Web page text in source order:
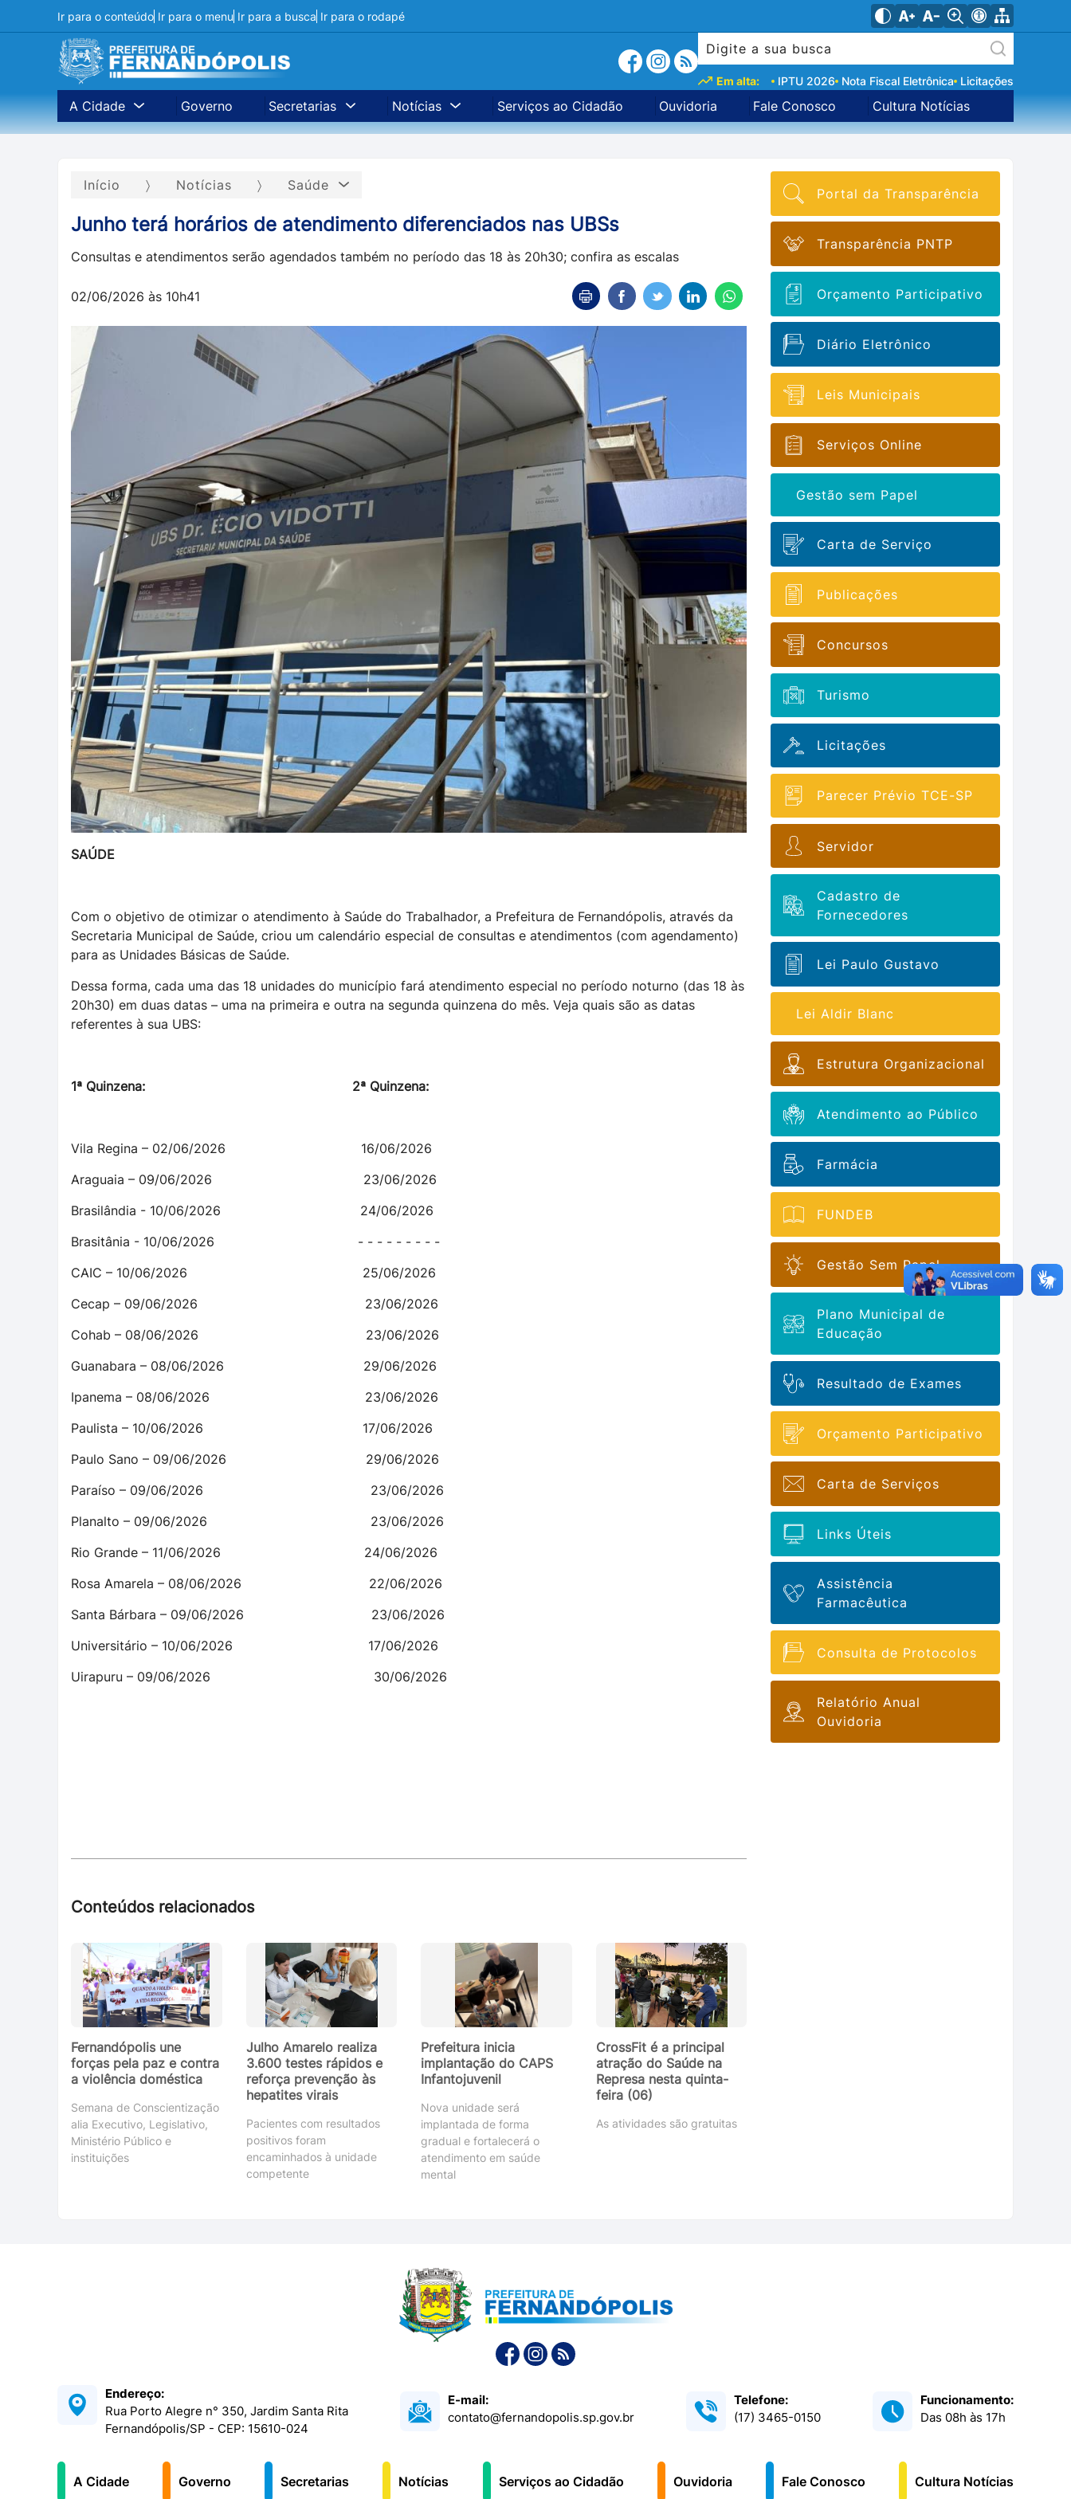
Ir para o conteúdo Ir para o menu Ir para a busca Ir para o rodapé
Em alta: IPTU 2026 Nota Fiscal Eletrônica Licitações
A Cidade Governo Secretarias Notícias Serviços ao Cidadão Ouvidoria Fale Conosco Cultura Notícias
Início Notícias Saúde
Junho terá horários de atendimento diferenciados nas UBSs
Consultas e atendimentos serão agendados também no período das 18 às 20h30; confira as escalas
02/06/2026 às 10h41
SAÚDE
Com o objetivo de otimizar o atendimento à Saúde do Trabalhador, a Prefeitura de Fernandópolis, através da
Secretaria Municipal de Saúde, criou um calendário especial de consultas e atendimentos (com agendamento)
para as Unidades Básicas de Saúde.
Dessa forma, cada uma das 18 unidades do município fará atendimento especial no período noturno (das 18 às
20h30) em duas datas – uma na primeira e outra na segunda quinzena do mês. Veja quais são as datas
referentes à sua UBS:
1ª Quinzena: 2ª Quinzena:
Vila Regina – 02/06/2026 16/06/2026
Araguaia – 09/06/2026 23/06/2026
Brasilândia - 10/06/2026 24/06/2026
Brasitânia - 10/06/2026 - - - - - - - - -
CAIC – 10/06/2026 25/06/2026
Cecap – 09/06/2026 23/06/2026
Cohab – 08/06/2026 23/06/2026
Guanabara – 08/06/2026 29/06/2026
Ipanema – 08/06/2026 23/06/2026
Paulista – 10/06/2026 17/06/2026
Paulo Sano – 09/06/2026 29/06/2026
Paraíso – 09/06/2026 23/06/2026
Planalto – 09/06/2026 23/06/2026
Rio Grande – 11/06/2026 24/06/2026
Rosa Amarela – 08/06/2026 22/06/2026
Santa Bárbara – 09/06/2026 23/06/2026
Universitário – 10/06/2026 17/06/2026
Uirapuru – 09/06/2026 30/06/2026
Conteúdos relacionados
Fernandópolis une
forças pela paz e contra
a violência doméstica
Semana de Conscientização
alia Executivo, Legislativo,
Ministério Público e
instituições
Julho Amarelo realiza
3.600 testes rápidos e
reforça prevenção às
hepatites virais
Pacientes com resultados
positivos foram
encaminhados à unidade
competente
Prefeitura inicia
implantação do CAPS
Infantojuvenil
Nova unidade será
implantada de forma
gradual e fortalecerá o
atendimento em saúde
mental
CrossFit é a principal
atração do Saúde na
Represa nesta quinta-
feira (06)
As atividades são gratuitas
Portal da Transparência
Transparência PNTP
Orçamento Participativo
Diário Eletrônico
Leis Municipais
Serviços Online
Gestão sem Papel
Carta de Serviço
Publicações
Concursos
Turismo
Licitações
Parecer Prévio TCE-SP
Servidor
Cadastro de
Fornecedores
Lei Paulo Gustavo
Lei Aldir Blanc
Estrutura Organizacional
Atendimento ao Público
Farmácia
FUNDEB
Gestão Sem Papel
Plano Municipal de
Educação
Resultado de Exames
Orçamento Participativo
Carta de Serviços
Links Úteis
Assistência
Farmacêutica
Consulta de Protocolos
Relatório Anual
Ouvidoria
Endereço:
Rua Porto Alegre n° 350, Jardim Santa Rita
Fernandópolis/SP - CEP: 15610-024
E-mail:
contato@fernandopolis.sp.gov.br
Telefone:
(17) 3465-0150
Funcionamento:
Das 08h às 17h
A Cidade Governo Secretarias Notícias Serviços ao Cidadão Ouvidoria Fale Conosco Cultura Notícias